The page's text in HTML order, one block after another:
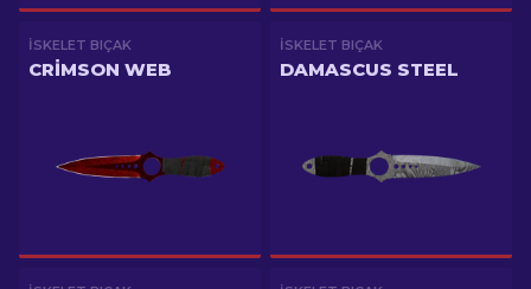
İSKELET BIÇAK
CRIMSON WEB
İSKELET BIÇAK
DAMASCUS STEEL